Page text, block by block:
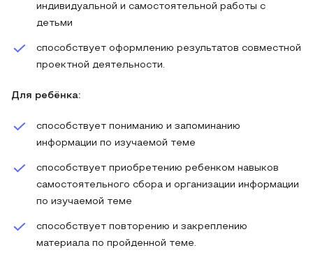
индивидуальной и самостоятельной работы с
детьми
способствует оформлению результатов совместной
проектной деятельности.
Для ребёнка:
способствует пониманию и запоминанию
информации по изучаемой теме
способствует приобретению ребенком навыков
самостоятельного сбора и организации информации
по изучаемой теме
способствует повторению и закреплению
материала по пройденной теме.